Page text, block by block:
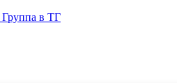
Группа в ТГ